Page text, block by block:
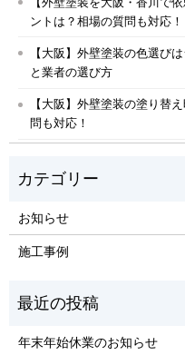
ントは？相場の質問も対応！
【大阪】外壁塗装の色選び
と業者の選び方
【大阪】外壁塗装の塗り替
問も対応！
お知らせ
施工事例
年末年始休業のお知らせ